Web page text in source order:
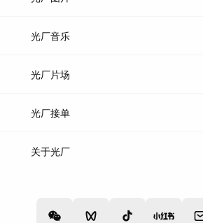
上传图片
光厂音乐
热门音乐
光厂片场
上传案例
光厂接单
上架服务
关于光厂